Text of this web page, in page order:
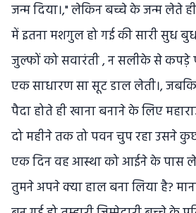
जन्म दिया।," लेकिन बच्चे के जन्म लेते
में इतना मशगुल हो गई की सारी सुध
जुल्फों को सवारंती , न सलीके से कपड़े
एक साधारण सा सूट डाल लेती।,
पैदा होते ही खाना बनाने के लिए
दो महीने तक तो पवन चुप रहा उसने
एक दिन वह आस्था को आईने के पास
तुमने अपने क्या हाल बना लिया है?